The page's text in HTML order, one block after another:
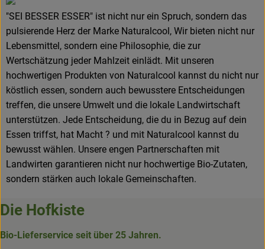
"SEI BESSER ESSER" ist nicht nur ein Spruch, sondern das
pulsierende Herz der Marke Naturalcool, Wir bieten nicht nur
Lebensmittel, sondern eine Philosophie, die zur
Wertschätzung jeder Mahlzeit einlädt. Mit unseren
hochwertigen Produkten von Naturalcool kannst du nicht nur
köstlich essen, sondern auch bewusstere Entscheidungen
treffen, die unsere Umwelt und die lokale Landwirtschaft
unterstützen. Jede Entscheidung, die du in Bezug auf dein
Essen triffst, hat Macht ? und mit Naturalcool kannst du
bewusst wählen. Unsere engen Partnerschaften mit
Landwirten garantieren nicht nur hochwertige Bio-Zutaten,
sondern stärken auch lokale Gemeinschaften.
Die Hofkiste
Bio-Lieferservice seit über 25 Jahren.